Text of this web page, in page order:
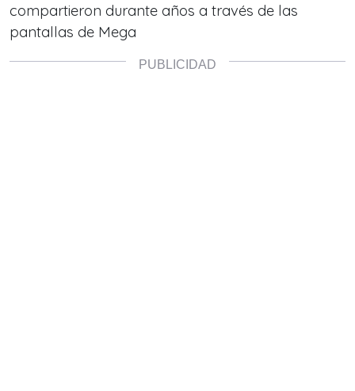
compartieron durante años a través de las
pantallas de Mega